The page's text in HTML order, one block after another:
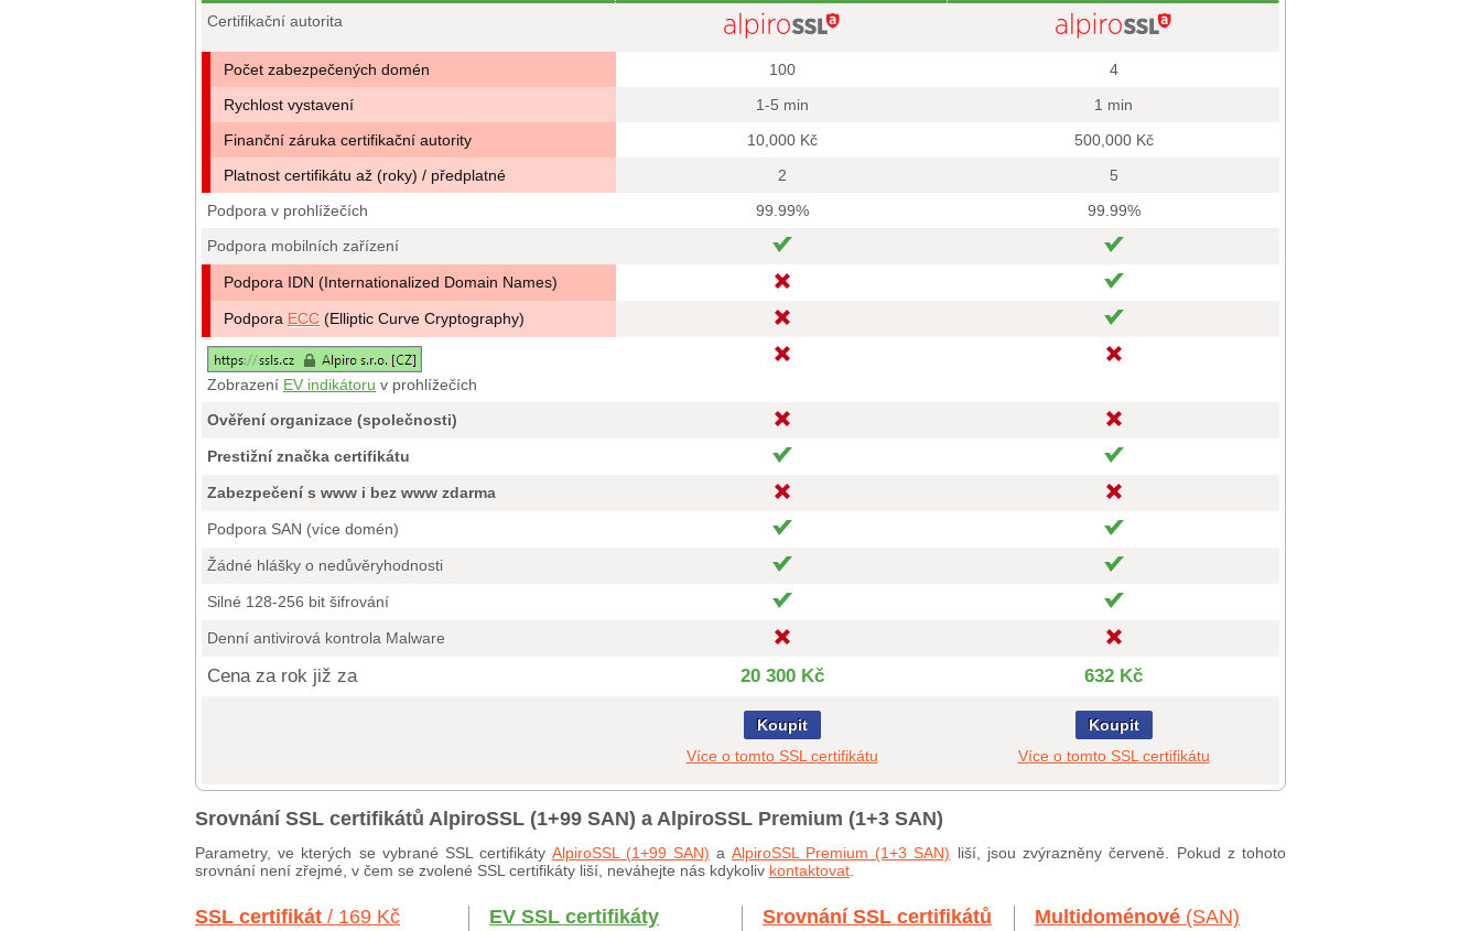
Certifikační autorita
Počet zabezpečených domén 100
4
Rychlost vystavení
1-5 min
1 min
Finanční záruka certifikační autority
10,000 Kč
500,000 Kč
Platnost certifikátu až (roky) / předplatné
2
5
Podpora v prohlížečích
99.99%
99.99%
Podpora mobilních zařízení
Podpora IDN (Internationalized Domain Names)
Podpora ECC (Elliptic Curve Cryptography)
Zobrazení EV indikátoru v prohlížečích
Ověření organizace (společnosti)
Prestižní značka certifikátu
Zabezpečení s www i bez www zdarma
Podpora SAN (více domén)
Žádné hlášky o nedůvěryhodnosti
Silné 128-256 bit šifrování
Denní antivirová kontrola Malware
Cena za rok již za 20 300 Kč 632 Kč
Koupit
Více o tomto SSL certifikátu
Koupit
Více o tomto SSL certifikátu
Srovnání SSL certifikátů AlpiroSSL (1+99 SAN) a AlpiroSSL Premium (1+3 SAN)
Parametry, ve kterých se vybrané SSL certifikáty AlpiroSSL (1+99 SAN) a AlpiroSSL Premium (1+3 SAN) liší, jsou zvýrazněny červeně. Pokud z tohoto
srovnání není zřejmé, v čem se zvolené SSL certifikáty liší, neváhejte nás kdykoliv kontaktovat
SSL certifikát / 169 Kč EV SSL certifikáty Srovnání SSL certifikátů Multidoménové (SAN)